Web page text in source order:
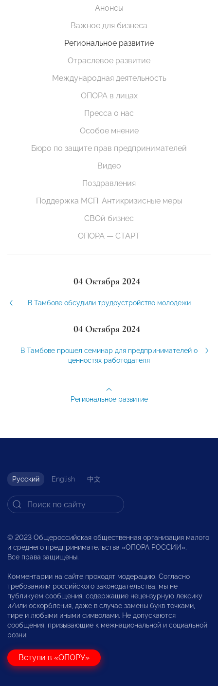
Анонсы
Важное для бизнеса
Региональное развитие
Отраслевое развитие
Международная деятельность
ОПОРА в лицах
Пресса о нас
Особое мнение
Бюро по защите прав предпринимателей
Видео
Поздравления
Поддержка МСП. Антикризисные меры
СВОй бизнес
ОПОРА — СТАРТ
04 Октября 2024
В Тамбове обсудили трудоустройство молодежи
04 Октября 2024
В Тамбове прошел семинар для предпринимателей о
ценностях работодателя
Региональное развитие
Русский English 中文
© 2023 Общероссийская общественная организация малого
и среднего предпринимательства «ОПОРА РОССИИ».
Все права защищены.
Комментарии на сайте проходят модерацию. Согласно
требованиям российского законодательства, мы не
публикуем сообщения, содержащие нецензурную лексику
и/или оскорбления, даже в случае замены букв точками,
тире и любыми иными символами. Не допускаются
сообщения, призывающие к межнациональной и социальной
розни.
Вступи в «ОПОРУ»